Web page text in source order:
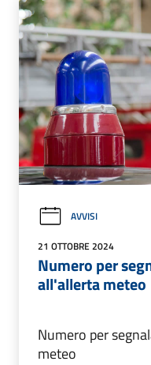
AVVISI
21 OTTOBRE 2024
Numero per
all'allerta meteo
Numero per
meteo